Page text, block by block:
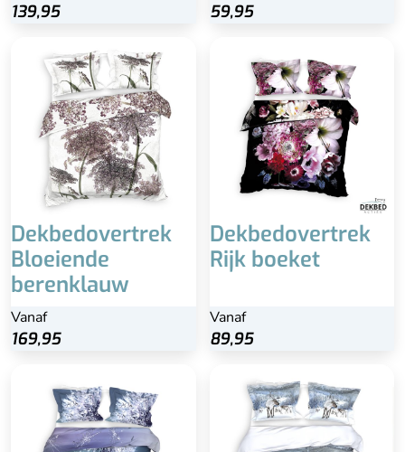
139,95 59,95
Dekbedovertrek
Bloeiende
berenklauw
Vanaf
169,95
Dekbedovertrek
Rijk boeket
Vanaf
89,95